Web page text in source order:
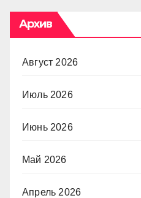
Архив
Август 2026
Июль 2026
Июнь 2026
Май 2026
Апрель 2026